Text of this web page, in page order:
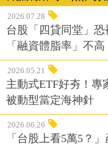
2026.07.28
台股「四貸同堂」
「融資體脂率」不高
2026.05.21
主動式ETF好夯！專
被動型當定海神針
2026.06.26
「台股上看5萬5？